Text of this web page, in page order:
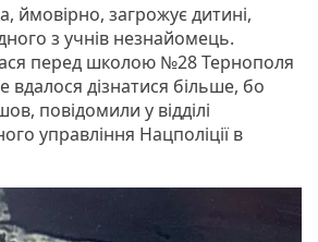
ймовірно, загрожує дитині,
з учнів незнайомець.
перед школою №28 Тернополя
вдалося дізнатися більше, бо
повідомили у відділі
управління Нацполіції в